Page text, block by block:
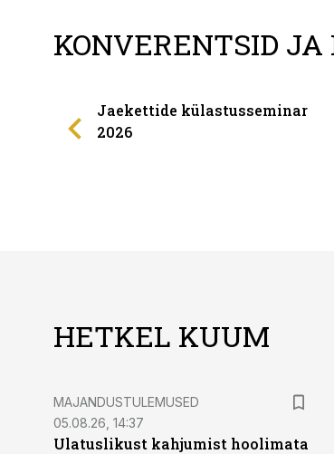
KONVERENTSID JA
Jaekettide külastusseminar
2026
HETKEL KUUM
MAJANDUSTULEMUSED
05.08.26, 14:37
Ulatuslikust kahjumist hoolimata